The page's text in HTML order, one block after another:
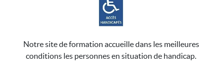
Notre site de formation accueille dans les meilleures
conditions les personnes en situation de handicap.